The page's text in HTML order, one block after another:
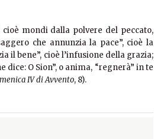
cioè mondi dalla polvere del peccato,
che annunzia la pace”, cioè la
il bene”, cioè l’infusione della grazia;
dice: O Sion”, o anima, “regnerà” in te
IV di Avvento, 8).